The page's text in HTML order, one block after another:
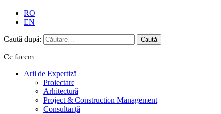
RO
EN
Caută după:
Ce facem
Arii de Expertiză
Proiectare
Arhitectură
Project & Construction Management
Consultanță